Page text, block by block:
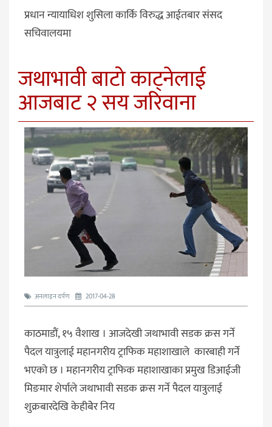
प्रधान न्यायाधिश शुसिला कार्कि विरुद्ध आईतबार संसद
सचिवालयमा
जथाभावी बाटो काट्नेलाई
आजबाट २ सय जरिवाना
अनलाइन दर्पण 2017-04-28
काठमाडौं, १५ वैशाख । आजदेखी जथाभावी सडक क्रस गर्ने
पैदल यात्रुलाई महानगरीय ट्राफिक महाशाखाले कारबाही गर्ने
भएको छ । महानगरीय ट्राफिक महाशाखाका प्रमुख डिआईजी
मिङमार शेर्पाले जथाभावी सडक क्रस गर्ने पैदल यात्रुलाई
शुक्रबारदेखि केहीबेेर निय